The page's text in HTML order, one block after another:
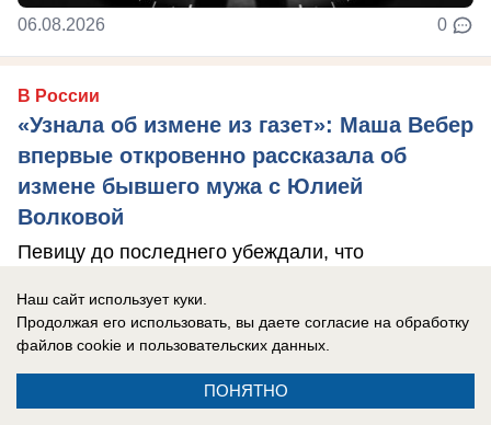
06.08.2026 0
В России
«Узнала об измене из газет»: Маша Вебер
впервые откровенно рассказала об
измене бывшего мужа с Юлией
Волковой
Певицу до последнего убеждали, что
Наш сайт использует куки.
Продолжая его использовать, вы даете согласие на обработку
файлов cookie и пользовательских данных.
ПОНЯТНО